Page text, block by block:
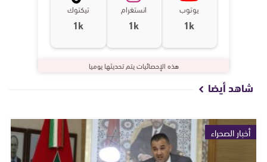
يوتوب
1k
انستغرام
1k
تيكتوك
1k
هذه الإحصائيات يتم تحديثها يوميا
شاهد أيضا
أخبار الصحراء